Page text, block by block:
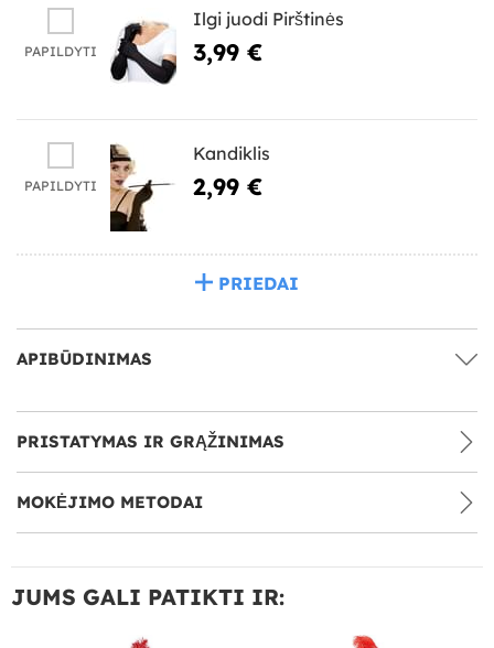
PAPILDYTI
Ilgi juodi Pirštinės
3,99 €
PAPILDYTI
Kandiklis
2,99 €
PRIEDAI
APIBŪDINIMAS
PRISTATYMAS IR GRĄŽINIMAS
MOKĖJIMO METODAI
JUMS GALI PATIKTI IR: